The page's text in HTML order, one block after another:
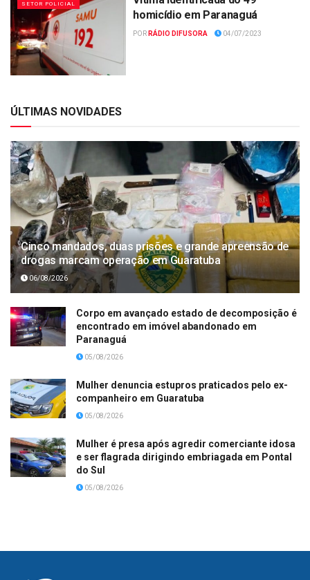
SETOR POLICIAL
homicídio em Paranaguá
POR RÁDIO DIFUSORA 04/07/2023
ÚLTIMAS NOVIDADES
Cinco mandados, duas prisões e grande apreensão de
drogas marcam operação em Guaratuba
06/08/2026
Corpo em avançado estado de decomposição é
encontrado em imóvel abandonado em
Paranaguá
05/08/2026
Mulher denuncia estupros praticados pelo ex-
companheiro em Guaratuba
05/08/2026
Mulher é presa após agredir comerciante idosa
e ser flagrada dirigindo embriagada em Pontal
do Sul
05/08/2026